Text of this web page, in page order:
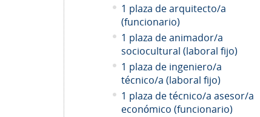
1 plaza de arquitecto/a
(funcionario)
1 plaza de animador/a
sociocultural (laboral fijo)
1 plaza de ingeniero/a
técnico/a (laboral fijo)
1 plaza de técnico/a asesor/a
económico (funcionario)